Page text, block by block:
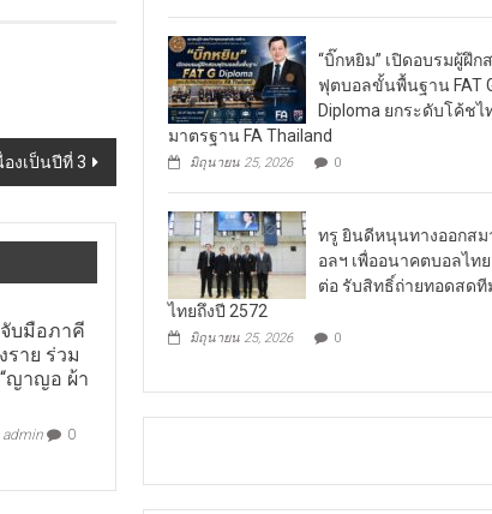
งเป็นปีที่ 3
บมือภาคี
ราย ร่วม
ญาญอ ผ้า
admin 0
“บิ๊กหยิม” เปิดอบรมผู้ฝึก
ฟุตบอลขั้นพื้นฐาน FAT
Diploma ยกระดับโค้ชไ
มาตรฐาน FA Thailand
มิถุนายน 25, 2026 0
ทรู ยินดีหนุนทางออกส
อลฯ เพื่ออนาคตบอลไท
ต่อ รับสิทธิ์ถ่ายทอดสดที
ไทยถึงปี 2572
มิถุนายน 25, 2026 0